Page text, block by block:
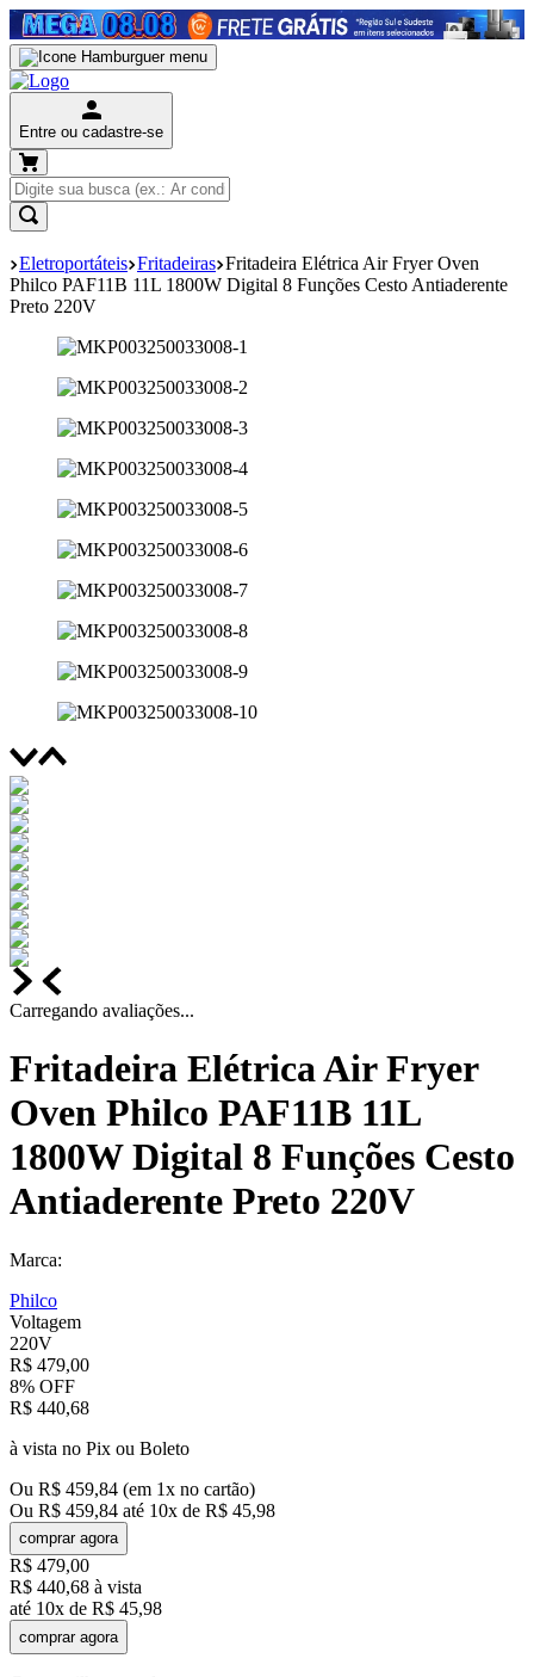
Entre ou cadastre-se
Eletroportáteis Fritadeiras Fritadeira Elétrica Air Fryer Oven
Philco PAF11B 11L 1800W Digital 8 Funções Cesto Antiaderente
Preto 220V
Carregando avaliações...
Fritadeira Elétrica Air Fryer
Oven Philco PAF11B 11L
1800W Digital 8 Funções Cesto
Antiaderente Preto 220V
Marca:
Philco
Voltagem
220V
R$ 479,00
8% OFF
R$ 440,68
à vista no Pix ou Boleto
Ou R$ 459,84 (em 1x no cartão)
Ou R$ 459,84 até 10x de R$ 45,98
comprar agora
R$ 479,00
R$ 440,68 à vista
até 10x de R$ 45,98
comprar agora